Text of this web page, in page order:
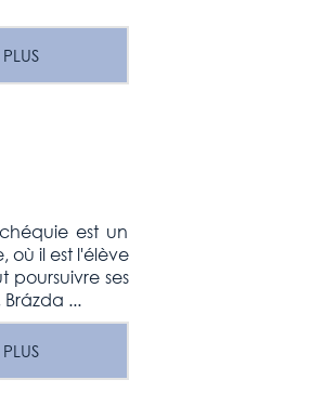
PLUS
est un
où il est l'élève
poursuivre ses
...
PLUS